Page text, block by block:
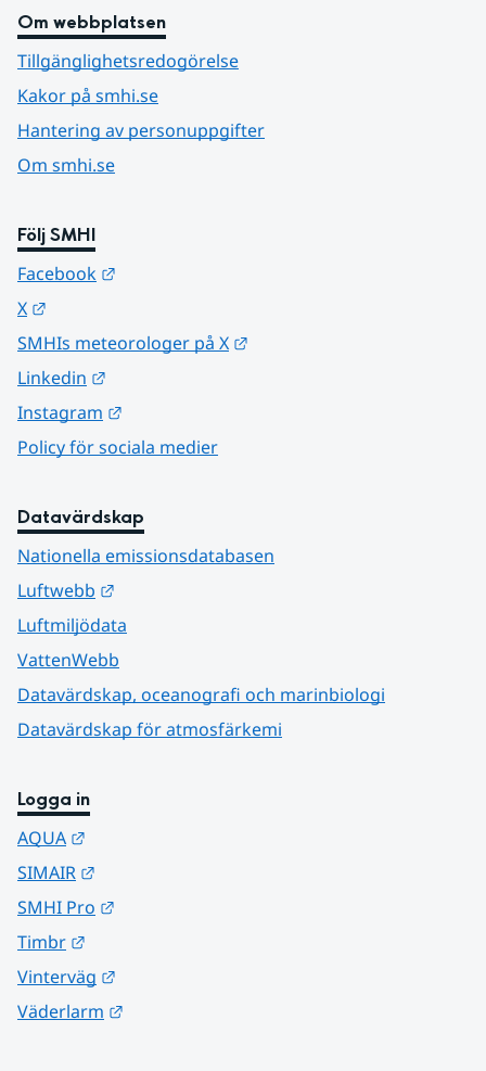
Om webbplatsen
Tillgänglighetsredogörelse
Kakor på smhi.se
Hantering av personuppgifter
Om smhi.se
Följ SMHI
Facebook
X
SMHIs meteorologer på X
Linkedin
Instagram
Policy för sociala medier
Datavärdskap
Nationella emissionsdatabasen
Luftwebb
Luftmiljödata
VattenWebb
Datavärdskap, oceanografi och marinbiologi
Datavärdskap för atmosfärkemi
Logga in
AQUA
SIMAIR
SMHI Pro
Timbr
Vinterväg
Väderlarm